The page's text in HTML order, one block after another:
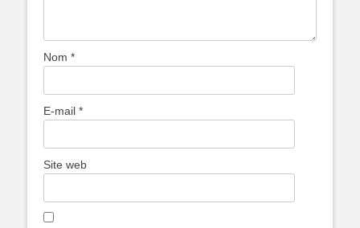
Nom *
E-mail *
Site web